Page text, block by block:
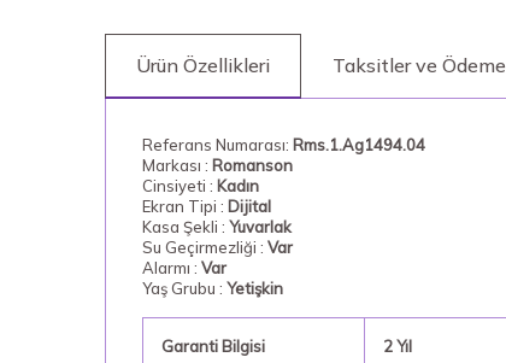
Ürün Özellikleri Taksitler ve Ödeme
Referans Numarası: Rms.1.Ag1494.04
Markası : Romanson
Cinsiyeti : Kadın
Ekran Tipi : Dijital
Kasa Şekli : Yuvarlak
Su Geçirmezliği : Var
Alarmı : Var
Yaş Grubu : Yetişkin
Garanti Bilgisi 2 Yıl